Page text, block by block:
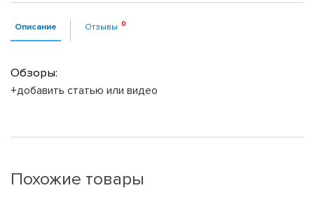
Описание Отзывы
Обзоры:
+добавить статью или видео
Похожие товары